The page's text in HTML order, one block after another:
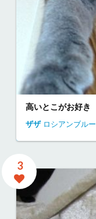
高いとこがお好き
ザザ ロシアンブルー
3